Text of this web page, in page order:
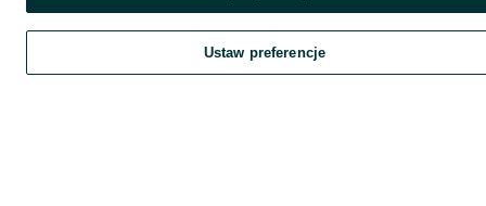
Szukaj Obserwujesz Dodaj Czat
Ustaw preferencje